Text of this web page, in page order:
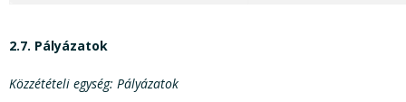
2.7. Pályázatok
Közzétételi egység: Pályázatok